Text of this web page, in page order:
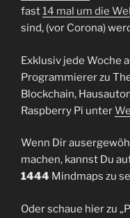
fast14 mal um die
sind, (vor Corona)
Exklusiv jede Woche
Programmierer zu
Blockchain,
Raspberry Pi unter
Wenn Dir
machen, kannst Du
1444 Mindmaps zu
Oder schaue hier zu